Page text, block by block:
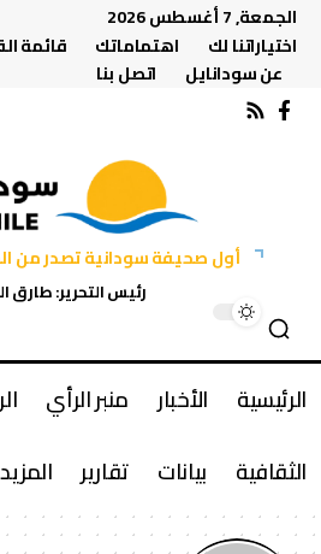
الجمعة, 7 أغسطس 2026
اختياراتنا لك
اهتماماتك قائمة
عن سودانايل
اتصل بنا
أول صحيفة سودانية تصدر من
رئيس التحرير: طارق
الرئيسية الأخبار منبر الرأي
الثقافية
بيانات تقارير المزيد